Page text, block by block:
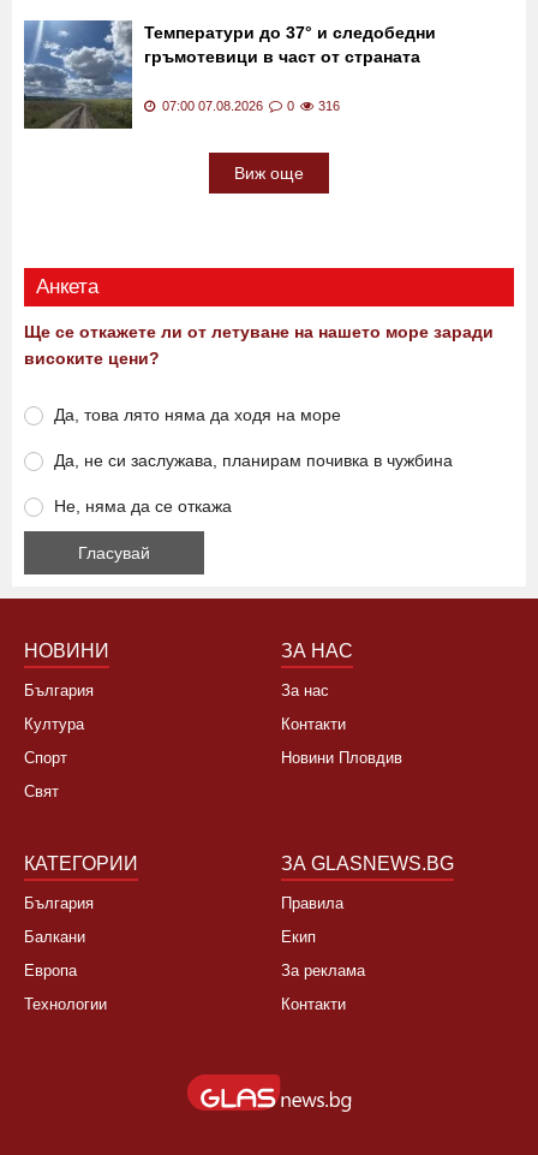
Температури до 37° и следобедни
гръмотевици в част от страната
07:00 07.08.2026 0 316
Виж още
Анкета
Ще се откажете ли от летуване на нашето море заради
високите цени?
Да, това лято няма да ходя на море
Да, не си заслужава, планирам почивка в чужбина
Не, няма да се откажа
НОВИНИ
България
Култура
Спорт
Свят
ЗА НАС
За нас
Контакти
Новини Пловдив
КАТЕГОРИИ
България
Балкани
Европа
Технологии
ЗА GLASNEWS.BG
Правила
Екип
За реклама
Контакти